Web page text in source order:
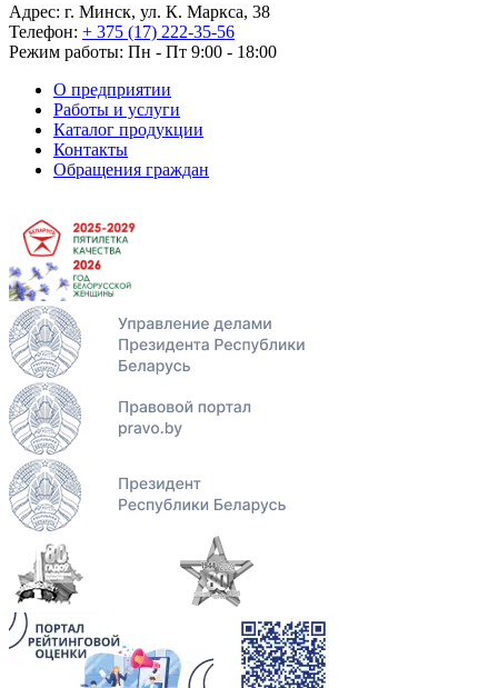
Адрес: г. Минск, ул. К. Маркса, 38
Телефон: + 375 (17) 222-35-56
Режим работы: Пн - Пт 9:00 - 18:00
О предприятии
Работы и услуги
Каталог продукции
Контакты
Обращения граждан